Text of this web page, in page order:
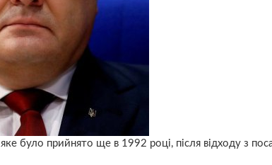
було прийнято ще в 1992 році, після відходу з